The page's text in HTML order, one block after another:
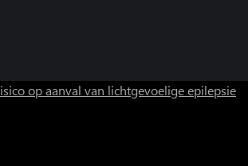
op aanval van lichtgevoelige epilepsie